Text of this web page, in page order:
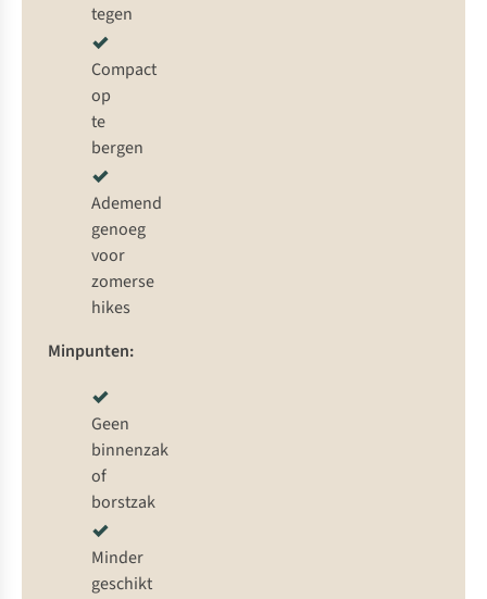
tegen
Compact
op
te
bergen
Ademend
genoeg
voor
zomerse
hikes
Minpunten:
Geen
binnenzak
of
borstzak
Minder
geschikt